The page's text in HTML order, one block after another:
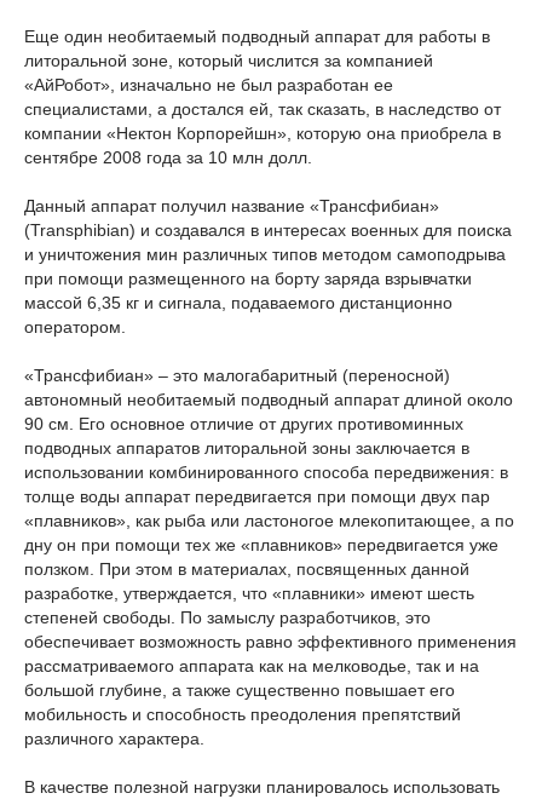
Еще один необитаемый подводный аппарат для работы в
литоральной зоне, который числится за компанией
«АйРобот», изначально не был разработан ее
специалистами, а достался ей, так сказать, в наследство от
компании «Нектон Корпорейшн», которую она приобрела в
сентябре 2008 года за 10 млн долл.
Данный аппарат получил название «Трансфибиан»
(Transphibian) и создавался в интересах военных для поиска
и уничтожения мин различных типов методом самоподрыва
при помощи размещенного на борту заряда взрывчатки
массой 6,35 кг и сигнала, подаваемого дистанционно
оператором.
«Трансфибиан» – это малогабаритный (переносной)
автономный необитаемый подводный аппарат длиной около
90 см. Его основное отличие от других противоминных
подводных аппаратов литоральной зоны заключается в
использовании комбинированного способа передвижения: в
толще воды аппарат передвигается при помощи двух пар
«плавников», как рыба или ластоногое млекопитающее, а по
дну он при помощи тех же «плавников» передвигается уже
ползком. При этом в материалах, посвященных данной
разработке, утверждается, что «плавники» имеют шесть
степеней свободы. По замыслу разработчиков, это
обеспечивает возможность равно эффективного применения
рассматриваемого аппарата как на мелководье, так и на
большой глубине, а также существенно повышает его
мобильность и способность преодоления препятствий
различного характера.
В качестве полезной нагрузки планировалось использовать